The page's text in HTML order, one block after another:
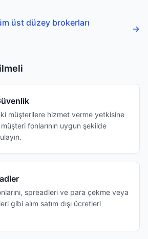
üst düzey brokerları
→
müşterilere hizmet verme yetkisine
fonlarının uygun şekilde
spreadleri ve para çekme veya
gibi alım satım dışı ücretleri